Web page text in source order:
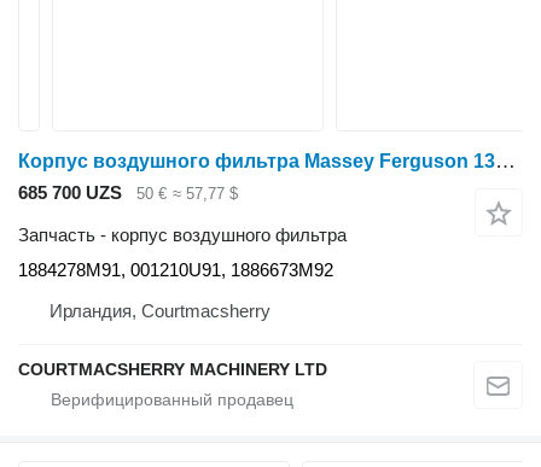
Корпус воздушного фильтра Massey Ferguson 135, 100, 200, 35 Series Oil Bath Assembly 1884278m91 1884278M91 для минитрактора
685 700 UZS 50 € ≈ 57,77 $
Запчасть - корпус воздушного фильтра
1884278M91, 001210U91, 1886673M92
Ирландия, Courtmacsherry
COURTMACSHERRY MACHINERY LTD